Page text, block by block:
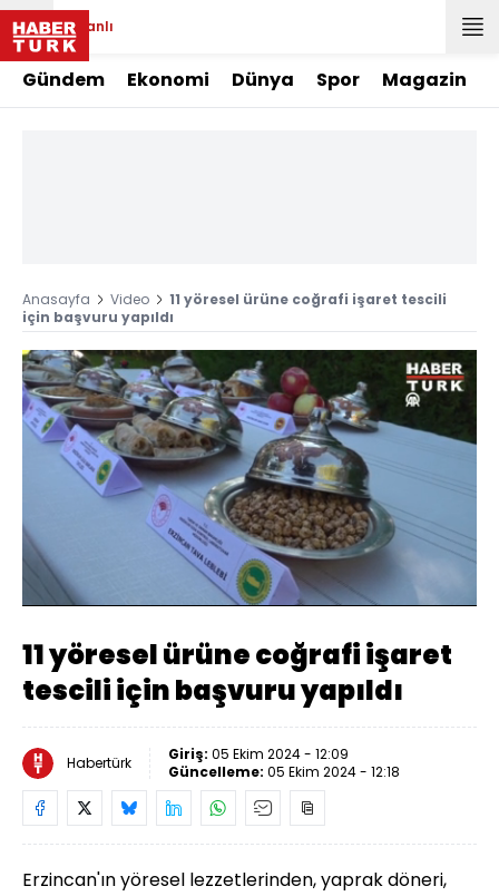
Canlı
Gündem Ekonomi Dünya Spor Magazin
Anasayfa Video
11 yöresel ürüne coğrafi işaret tescili
için başvuru yapıldı
Aç
Oynatma
Hızı
11 yöresel ürüne coğrafi işaret
tescili için başvuru yapıldı
Habertürk Giriş: 05 Ekim 2024 - 12:09
Güncelleme: 05 Ekim 2024 - 12:18
Erzincan'ın yöresel lezzetlerinden, yaprak döneri,